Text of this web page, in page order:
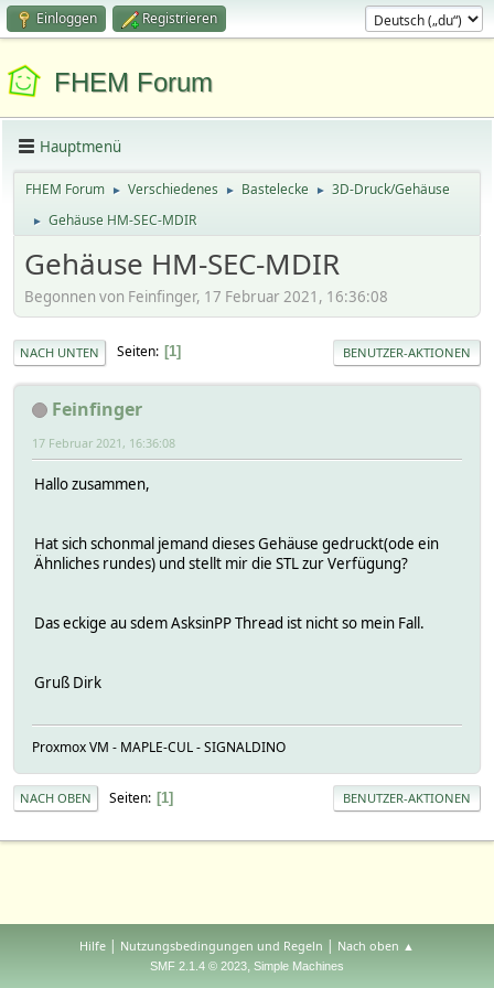
Einloggen Registrieren
FHEM Forum
Hauptmenü
FHEM Forum ► Verschiedenes ► Bastelecke ► 3D-Druck/Gehäuse
► Gehäuse HM-SEC-MDIR
Gehäuse HM-SEC-MDIR
Begonnen von Feinfinger, 17 Februar 2021, 16:36:08
NACH UNTEN Seiten 1 BENUTZER-AKTIONEN
Feinfinger
17 Februar 2021, 16:36:08
Hallo zusammen,
Hat sich schonmal jemand dieses Gehäuse gedruckt(ode ein
Ähnliches rundes) und stellt mir die STL zur Verfügung?
Das eckige au sdem AsksinPP Thread ist nicht so mein Fall.
Gruß Dirk
Proxmox VM - MAPLE-CUL - SIGNALDINO
NACH OBEN Seiten 1 BENUTZER-AKTIONEN
Hilfe | Nutzungsbedingungen und Regeln | Nach oben ▲
SMF 2.1.4 © 2023, Simple Machines